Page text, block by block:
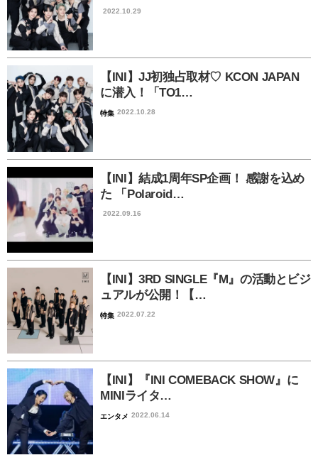
2022.10.29
【INI】JJ初独占取材♡ KCON JAPAN
に潜入！「TO1…
特集 2022.10.28
【INI】結成1周年SP企画！ 感謝を込め
た 「Polaroid…
2022.09.16
【INI】3RD SINGLE『M』の活動とビジ
ュアルが公開！【…
特集 2022.07.22
【INI】『INI COMEBACK SHOW』に
MINIライタ…
エンタメ 2022.06.14